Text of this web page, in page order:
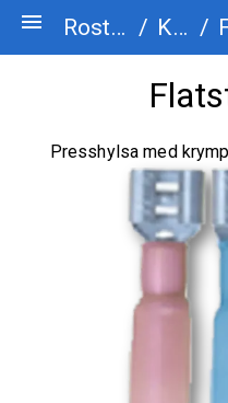
menu Rostfriskruv.se / Kabelkopplingar /
Presshylsa med